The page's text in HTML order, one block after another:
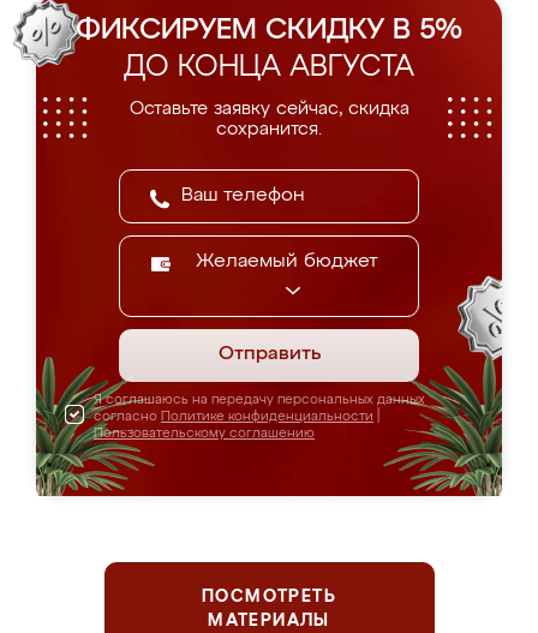
ФИКСИРУЕМ СКИДКУ В 5%
ДО КОНЦА АВГУСТА
Оставьте заявку сейчас, скидка
сохранится.
Желаемый бюджет
Отправить
Я соглашаюсь на передачу персональных данных
согласно Политике конфиденциальности
Пользовательскому соглашению
ПОСМОТРЕТЬ
МАТЕРИАЛЫ